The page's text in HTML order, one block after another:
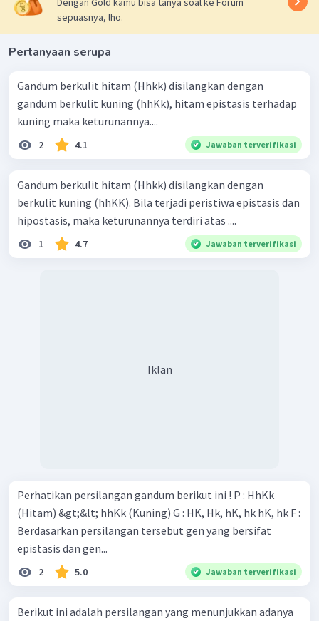
sepuasnya, lho.
Pertanyaan serupa
Gandum berkulit hitam (Hhkk) disilangkan dengan
gandum berkulit kuning (hhKk), hitam epistasis terhadap
kuning maka keturunannya....
2 4.1 Jawaban terverifikasi
Gandum berkulit hitam (Hhkk) disilangkan dengan
berkulit kuning (hhKK). Bila terjadi peristiwa epistasis dan
hipostasis, maka keturunannya terdiri atas ....
1 4.7 Jawaban terverifikasi
Iklan
Perhatikan persilangan gandum berikut ini ! P : HhKk
(Hitam) &gt;&lt; hhKk (Kuning) G : HK, Hk, hK, hk hK, hk F :
Berdasarkan persilangan tersebut gen yang bersifat
epistasis dan gen...
2 5.0 Jawaban terverifikasi
Berikut ini adalah persilangan yang menunjukkan adanya